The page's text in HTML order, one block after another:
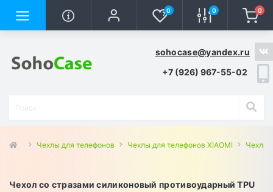
0 0 0
sohocase@yandex.ru
+7 (926) 967-55-02
Чехлы для телефонов Чехлы для телефонов XIAOMI Чехлы
Чехол со стразами силиконовый противоударный TPU